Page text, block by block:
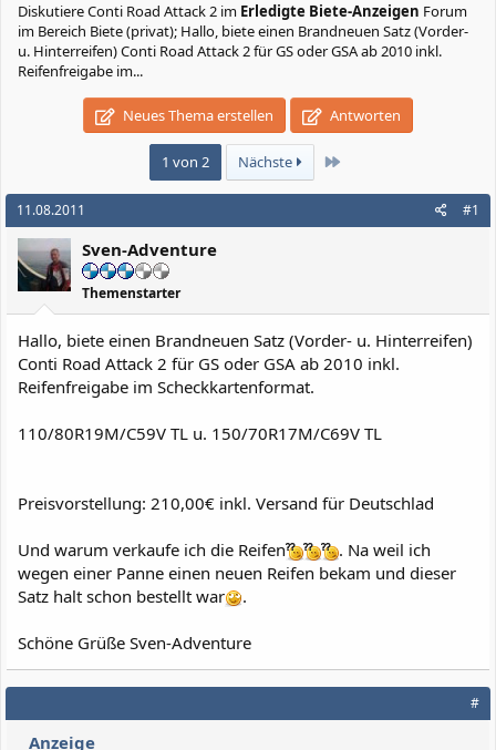
DiskutiereConti Road Attack 2 im Erledigte Biete-Anzeigen Forum
im Bereich Biete (privat); Hallo, biete einen Brandneuen Satz (Vorder-
u. Hinterreifen) Conti Road Attack 2 für GS oder GSA ab 2010 inkl.
Reifenfreigabe im...
Neues Thema erstellen Antworten
1 von 2 Nächste Letzte
11.08.2011 #1
Sven-Adventure
Themenstarter
Hallo, biete einen Brandneuen Satz (Vorder- u. Hinterreifen)
Conti Road Attack 2 für GS oder GSA ab 2010 inkl.
Reifenfreigabe im Scheckkartenformat.
110/80R19M/C59V TL u. 150/70R17M/C69V TL
Preisvorstellung: 210,00€ inkl. Versand für Deutschlad
Und warum verkaufe ich die Reifen
. Na weil ich
wegen einer Panne einen neuen Reifen bekam und dieser
Satz halt schon bestellt war
.
Schöne Grüße Sven-Adventure
#
Anzeige